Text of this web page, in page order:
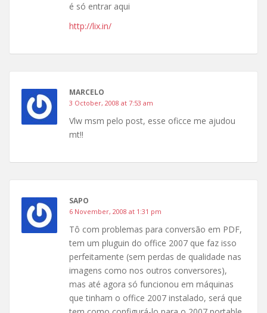
é só entrar aqui
http://lix.in/
MARCELO
3 October, 2008 at 7:53 am
Vlw msm pelo post, esse oficce me ajudou
mt!!
SAPO
6 November, 2008 at 1:31 pm
Tô com problemas para conversão em PDF,
tem um pluguin do office 2007 que faz isso
perfeitamente (sem perdas de qualidade nas
imagens como nos outros conversores),
mas até agora só funcionou em máquinas
que tinham o office 2007 instalado, será que